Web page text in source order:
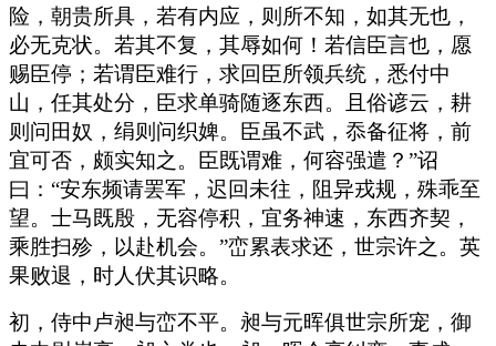
险，朝贵所具，若有内应，则所不知，如其无也，
必无克状。若其不复，其辱如何！若信臣言也，愿
赐臣停；若谓臣难行，求回臣所领兵统，悉付中
山，任其处分，臣求单骑随逐东西。且俗谚云，耕
则问田奴，绢则问织婢。臣虽不武，忝备征将，前
宜可否，颇实知之。臣既谓难，何容强遣？”诏
曰：“安东频请罢军，迟回未往，阻异戎规，殊乖至
望。士马既殷，无容停积，宜务神速，东西齐契，
乘胜扫殄，以赴机会。”峦累表求还，世宗许之。英
果败退，时人伏其识略。
初，侍中卢昶与峦不平。昶与元晖俱世宗所宠，御